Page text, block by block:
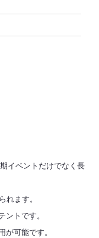
イベントだけでなく長
れます。
ントです。
が可能です。